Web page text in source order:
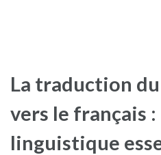
La traduction
vers le français
linguistique